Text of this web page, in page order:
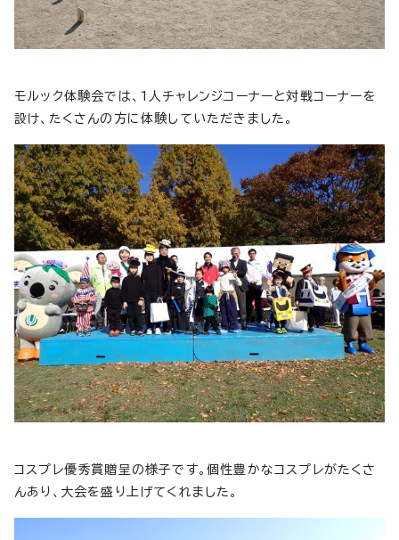
モルック体験会では、1人チャレンジコーナーと対戦コーナーを
設け、たくさんの方に体験していただきました。
コスプレ優秀賞贈呈の様子です。個性豊かなコスプレがたくさ
んあり、大会を盛り上げてくれました。